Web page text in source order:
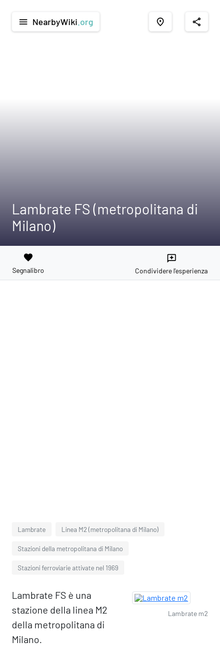
menu NearbyWiki .org place share
Lambrate FS (metropolitana di
Milano)
favorite
Segnalibro
reviews
Condividere l'esperienza
Lambrate Linea M2 (metropolitana di Milano)
Stazioni della metropolitana di Milano
Stazioni ferroviarie attivate nel 1969
Lambrate m2
Lambrate FS è una
stazione della linea M2
della metropolitana di
Milano.